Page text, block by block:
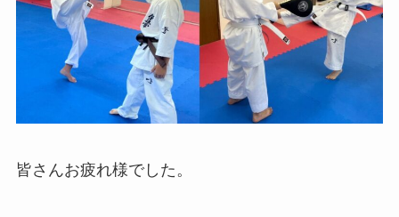
皆さんお疲れ様でした。